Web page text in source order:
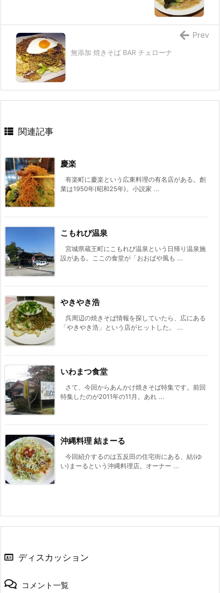
無添加 焼きそば BAR チェローナ
Prev
関連記事
慶楽
有楽町に慶楽という広東料理の有名店がある。創
業は1950年(昭和25年)。小説家 ...
こもれび温泉
宮城県蔵王町にこもれび温泉という日帰り温泉施
設がある。ここの食堂が「おおばや風も ...
やきやき浩
呉周辺の焼きそば情報を探していたら、広にある
「やきやき浩」という店がヒットした。 ...
いわまつ食堂
さて、今回からあんかけ焼きそば特集です。前回
特集したのが2011年の11月。あれ ...
沖縄料理 結まーる
今回紹介するのは五反田の住宅街にある、結(ゆ
い)まーるという沖縄料理店。オーナー ...
ディスカッション
コメント一覧